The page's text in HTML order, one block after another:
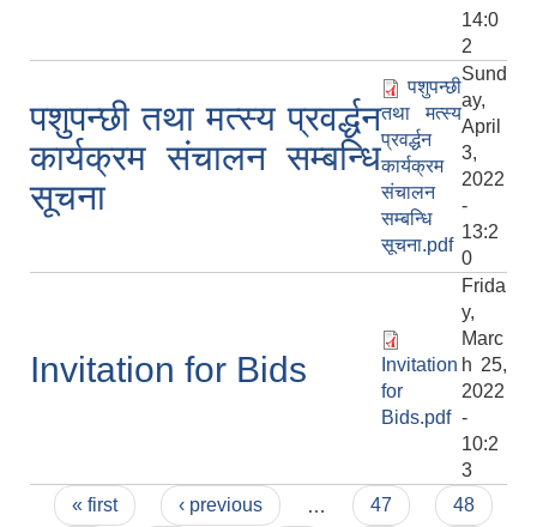
14:0
2
पशुपन्छी तथा मत्स्य प्रवर्द्धन
कार्यक्रम संचालन सम्बन्धि
सूचना
पशुपन्छी
तथा मत्स्य
प्रवर्द्धन
कार्यक्रम
संचालन
सम्बन्धि
सूचना.pdf
Sund
ay,
April
3,
2022
-
13:2
0
Invitation for Bids
Invitation
for
Bids.pdf
Frida
y,
Marc
h 25,
2022
-
10:2
3
Pages
« first ‹ previous 47
48